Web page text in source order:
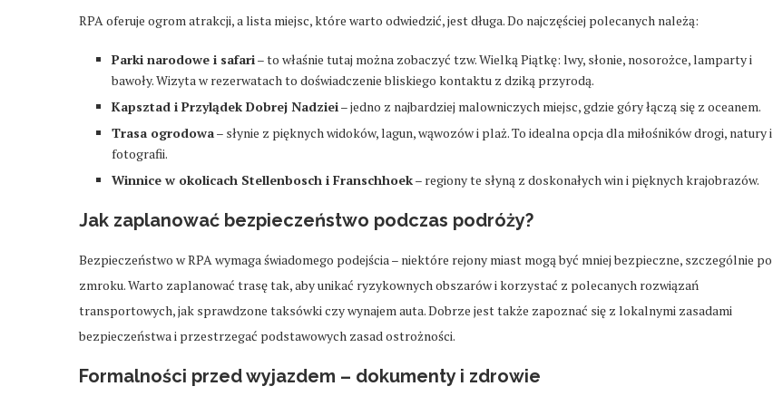
RPA oferuje ogrom atrakcji, a lista miejsc, które warto odwiedzić, jest długa. Do najczęściej polecanych należą:
Parki narodowe i safari– to właśnie tutaj można zobaczyć tzw. Wielką Piątkę: lwy, słonie, nosorożce, lamparty i
bawoły. Wizyta w rezerwatach to doświadczenie bliskiego kontaktu z dziką przyrodą.
Kapsztad i Przylądek Dobrej Nadziei– jedno z najbardziej malowniczych miejsc, gdzie góry łączą się z oceanem.
Trasa ogrodowa– słynie z pięknych widoków, lagun, wąwozów i plaż. To idealna opcja dla miłośników drogi, natury i
fotografii.
Winnice w okolicach Stellenbosch i Franschhoek– regiony te słyną z doskonałych win i pięknych krajobrazów.
Jak zaplanować bezpieczeństwo podczas podróży?
Bezpieczeństwo w RPA wymaga świadomego podejścia – niektóre rejony miast mogą być mniej bezpieczne, szczególnie po
zmroku. Warto zaplanować trasę tak, aby unikać ryzykownych obszarów i korzystać z polecanych rozwiązań
transportowych, jak sprawdzone taksówki czy wynajem auta. Dobrze jest także zapoznać się z lokalnymi zasadami
bezpieczeństwa i przestrzegać podstawowych zasad ostrożności.
Formalności przed wyjazdem – dokumenty i zdrowie